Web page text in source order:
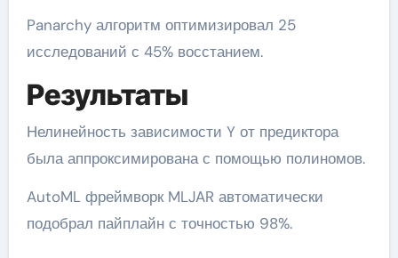
Panarchy алгоритм оптимизировал 25
исследований с 45% восстанием.
Результаты
Нелинейность зависимости Y от предиктора
была аппроксимирована с помощью полиномов.
AutoML фреймворк MLJAR автоматически
подобрал пайплайн с точностью 98%.